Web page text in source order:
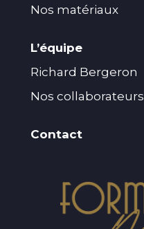
Nos matériaux
L’équipe
Richard Bergeron
Nos collaborateurs
Contact